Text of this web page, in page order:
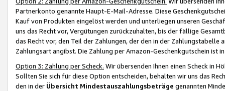
Partnerkonto genannte Haupt-E-Mail-Adresse. Diese
Kauf von Produkten eingelöst werden und unterliegen unseren
uns das Recht vor, Vergütungen zurückzuhalten, bis der fällige
das Recht vor, den Teil der Zahlungen, der den in der
Zahlungsart angibst. Die Zahlung per Amazon-Geschenkgutschein ist
Option 3: Zahlung per Scheck. Wir übersenden Ihnen einen Scheck in
Sollten Sie sich für diese Option entscheiden, behalten wir uns das
den in der Übersicht Mindestauszahlungsbeträge genannten